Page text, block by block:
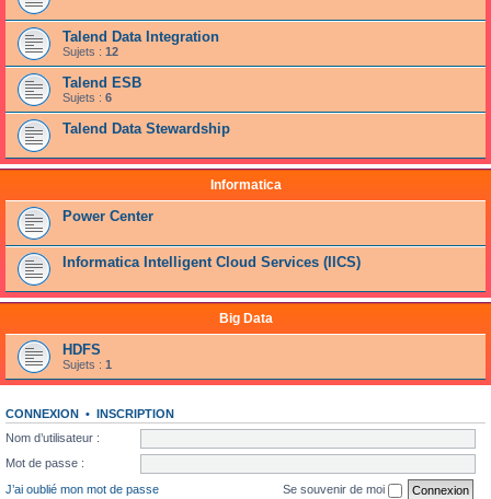
Talend Data Integration
Sujets : 12
Talend ESB
Sujets : 6
Talend Data Stewardship
Informatica
Power Center
Informatica Intelligent Cloud Services (IICS)
Big Data
HDFS
Sujets : 1
CONNEXION • INSCRIPTION
Nom d’utilisateur :
Mot de passe :
J’ai oublié mon mot de passe
Se souvenir de moi